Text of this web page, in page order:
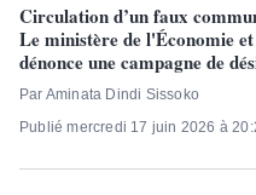
Circulation d’un faux
Le ministère de l'Économie et
dénonce une campagne de
Par Aminata Dindi Sissoko
Publié mercredi 17 juin 2026 à